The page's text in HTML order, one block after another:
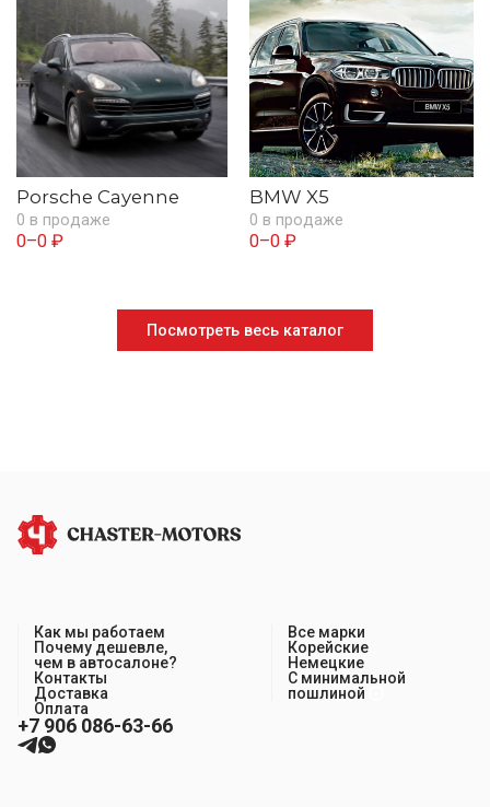
Porsche Cayenne
0 в продаже
0–0 ₽
BMW X5
0 в продаже
0–0 ₽
Посмотреть весь каталог
Как мы работаем
Почему дешевле,
чем в автосалоне?
Контакты
Доставка
Оплата
Все марки
Корейские
Немецкие
С минимальной
пошлиной
+7 906 086-63-66